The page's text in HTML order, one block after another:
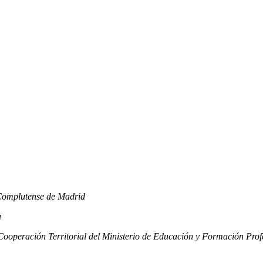
de Madrid
Territorial del Ministerio de Educación y Formación